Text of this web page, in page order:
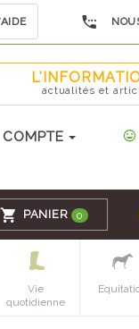
actualités et
PANIER 0
Vie
quotidienne